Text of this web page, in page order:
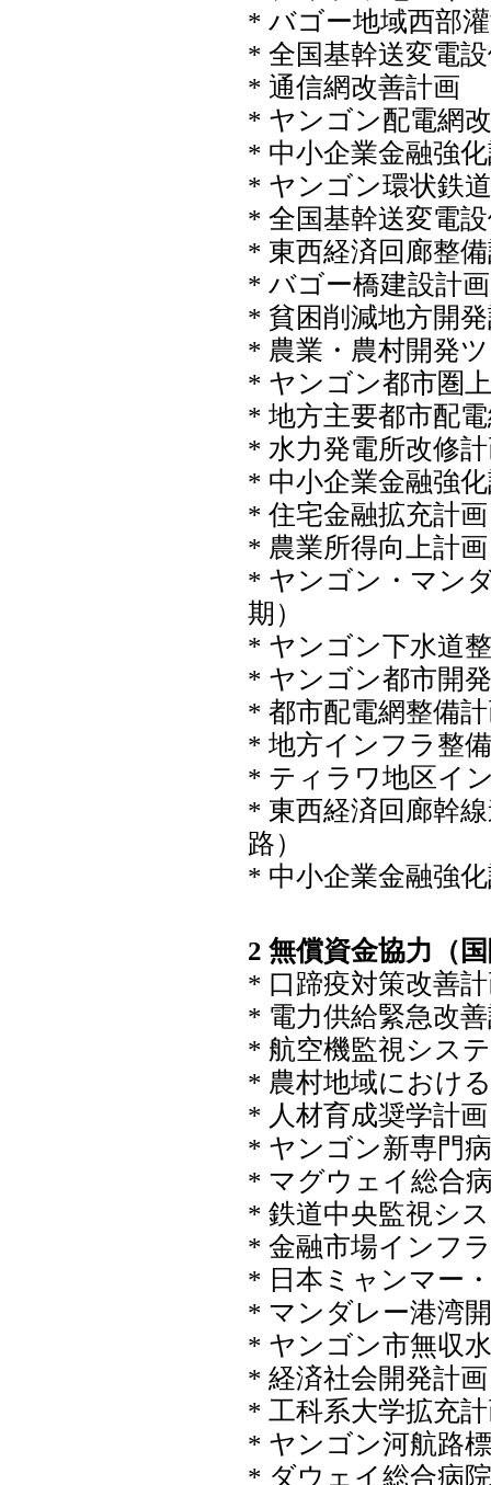
* バゴー地域西部
* 全国基幹送変電
* 通信網改善計画
* ヤンゴン配電網
* 中小企業金融強
* ヤンゴン環状鉄
* 全国基幹送変電
* 東西経済回廊整
* バゴー橋建設計画
* 貧困削減地方開
* 農業・農村開発
* ヤンゴン都市圏
* 地方主要都市配
* 水力発電所改修
* 中小企業金融強
* 住宅金融拡充計画
* 農業所得向上計画
* ヤンゴン・マン
期）
* ヤンゴン下水道
* ヤンゴン都市開
* 都市配電網整備
* 地方インフラ整
* ティラワ地区イ
* 東西経済回廊幹
路）
* 中小企業金融強
2 無償資金協力（
* 口蹄疫対策改善
* 電力供給緊急改
* 航空機監視シス
* 農村地域におけ
* 人材育成奨学計画
* ヤンゴン新専門
* マグウェイ総合
* 鉄道中央監視シ
* 金融市場インフ
* 日本ミャンマー
* マンダレー港湾
* ヤンゴン市無収
* 経済社会開発計画
* 工科系大学拡充
* ヤンゴン河航路
* ダウェイ総合病